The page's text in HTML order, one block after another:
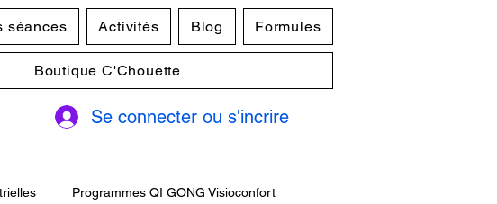
séances Activités Blog Formules
Boutique C'Chouette
Se connecter ou s'incrire
Programmes QI GONG Visioconfort